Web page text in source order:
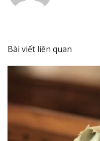
Bài viết liên quan